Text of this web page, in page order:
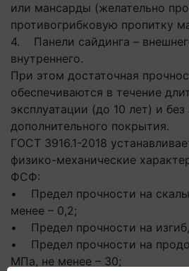
или мансарды (желательно
противогрибковую пропитку
4. Панели сайдинга –
внутреннего.
При этом достаточная
обеспечиваются в течение
эксплуатации (до 10 лет) и без
дополнительного покрытия.
ГОСТ 3916.1-2018
физико-механические
ФСФ:
• Предел прочности на
менее – 0,2;
• Предел прочности на
• Предел прочности на
МПа, не менее – 30;